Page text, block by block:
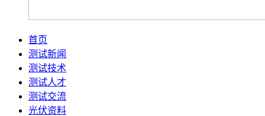
首页
测试新闻
测试技术
测试人才
测试交流
光伏资料